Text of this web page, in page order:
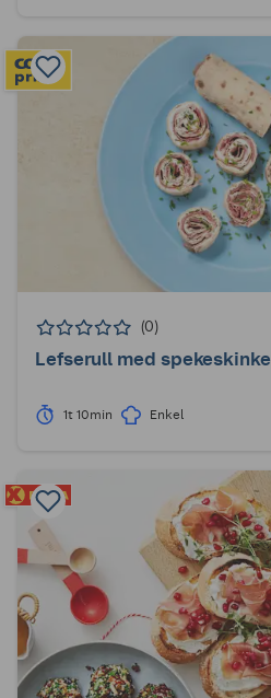
(0)
Lefserull med spekeskinke
1t 10min Enkel